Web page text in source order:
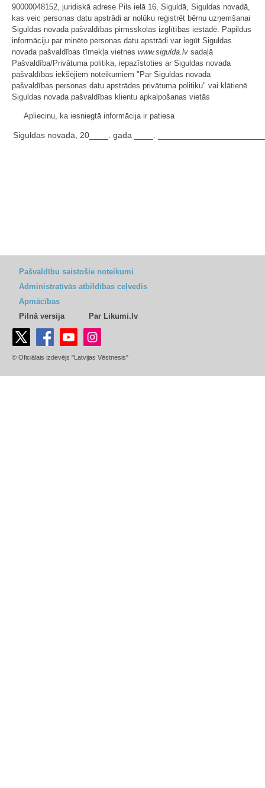
90000048152, juridiskā adrese Pils ielā 16, Siguldā, Siguldas novadā,
kas veic personas datu apstrādi ar nolūku reģistrēt bērnu uzņemšanai
Siguldas novada pašvaldības pirmsskolas izglītības iestādē. Papildus
informāciju par minēto personas datu apstrādi var iegūt Siguldas
novada pašvaldības tīmekļa vietnes www.sigulda.lv sadaļā
Pašvaldība/Privātuma politika, iepazīstoties ar Siguldas novada
pašvaldības iekšējiem noteikumiem "Par Siguldas novada
pašvaldības personas datu apstrādes privātuma politiku" vai klātienē
Siguldas novada pašvaldības klientu apkalpošanas vietās
Apliecinu, ka iesniegtā informācija ir patiesa
Siguldas novadā, 20____. gada ____.
Pašvaldību saistošie noteikumi
Administratīvās atbildības ceļvedis
Apmācības
Pilnā versija
Par Likumi.lv
© Oficiālais izdevējs "Latvijas Vēstnesis"